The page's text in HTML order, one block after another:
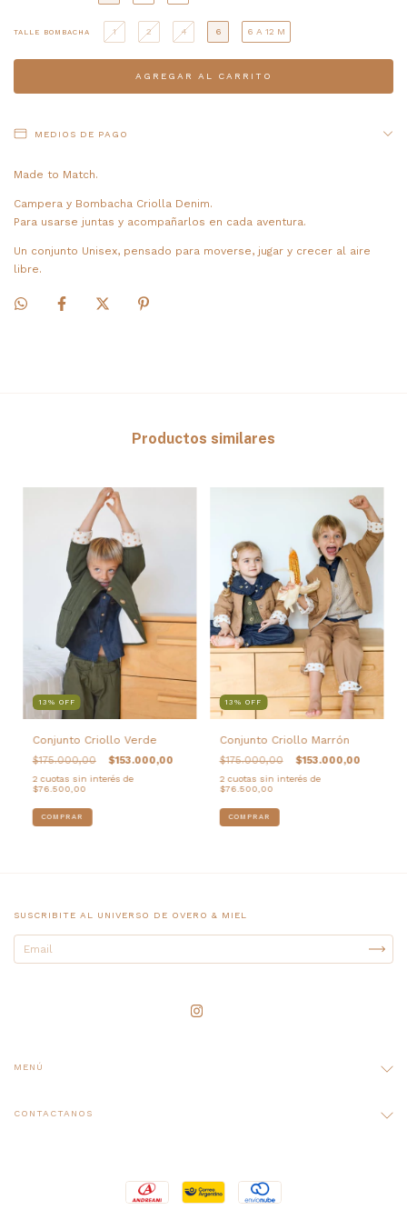
TALLE BOMBACHA 1 2 4 6 6 A 12 M
MEDIOS DE PAGO
Made to Match.
Campera y Bombacha Criolla Denim.
Para usarse juntas y acompañarlos en cada aventura.
Un conjunto Unisex, pensado para moverse, jugar y crecer al aire
libre.
Productos similares
13 % OFF
Conjunto Criollo Verde
$175.000,00 $153.000,00
2 cuotas sin interés de
$76.500,00
COMPRAR
13%OFF
Conjunto Criollo Marrón
$175.000,00 $153.000,00
2 cuotas sin interés de
$76.500,00
COMPRAR
SUSCRIBITE AL UNIVERSO DE OVERO & MIEL
MENÚ
CONTACTANOS